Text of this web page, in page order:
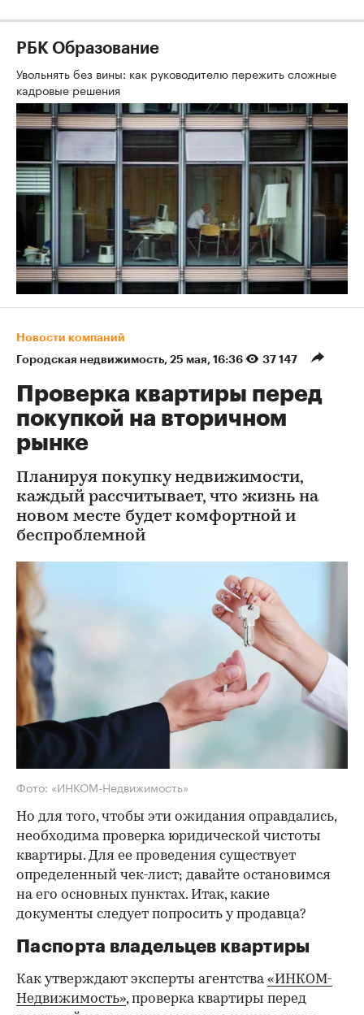
РБК Образование
Увольнять без вины: как руководителю пережить сложные
кадровые решения
Новости компаний
Городская недвижимость⁠, 25 мая, 16:36 37 147
Проверка квартиры перед
покупкой на вторичном
рынке
Планируя покупку недвижимости,
каждый рассчитывает, что жизнь на
новом месте будет комфортной и
беспроблемной
Фото: «ИНКОМ-Недвижимость»
Но для того, чтобы эти ожидания оправдались,
необходима проверка юридической чистоты
квартиры. Для ее проведения существует
определенный чек-лист; давайте остановимся
на его основных пунктах. Итак, какие
документы следует попросить у продавца?
Паспорта владельцев квартиры
Как утверждают эксперты агентства«ИНКОМ-
Недвижимость», проверка квартиры перед